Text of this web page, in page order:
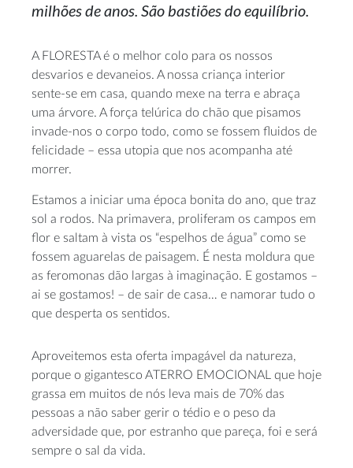
milhões de anos. São bastiões do equilíbrio.
A FLORESTA é o melhor colo para os nossos
desvarios e devaneios. A nossa criança interior
sente-se em casa, quando mexe na terra e abraça
uma árvore. A força telúrica do chão que pisamos
invade-nos o corpo todo, como se fossem fluidos de
felicidade – essa utopia que nos acompanha até
morrer.
Estamos a iniciar uma época bonita do ano, que traz
sol a rodos. Na primavera, proliferam os campos em
flor e saltam à vista os “espelhos de água” como se
fossem aguarelas de paisagem. É nesta moldura que
as feromonas dão largas à imaginação. E gostamos –
ai se gostamos! – de sair de casa… e namorar tudo o
que desperta os sentidos.
Aproveitemos esta oferta impagável da natureza,
porque o gigantesco ATERRO EMOCIONAL que hoje
grassa em muitos de nós leva mais de 70% das
pessoas a não saber gerir o tédio e o peso da
adversidade que, por estranho que pareça, foi e será
sempre o sal da vida.